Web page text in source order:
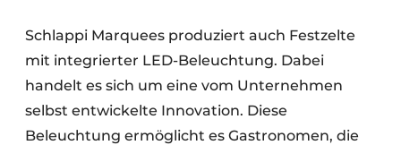
Schlappi Marquees produziert auch Festzelte
mit integrierter LED-Beleuchtung. Dabei
handelt es sich um eine vom Unternehmen
selbst entwickelte Innovation. Diese
Beleuchtung ermöglicht es Gastronomen, die